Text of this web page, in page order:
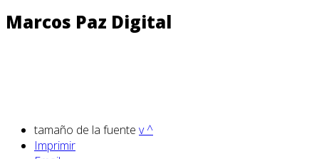
Marcos Paz Digital
tamaño de la fuente v^
Imprimir